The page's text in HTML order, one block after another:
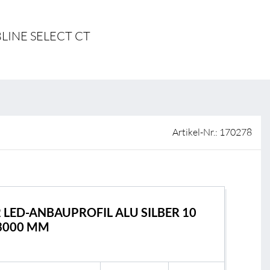
AGB & Garantiebedingungen
SELECT CT
Artikel-Nr.: 170278
LED-ANBAUPROFIL ALU SILBER 10
MM